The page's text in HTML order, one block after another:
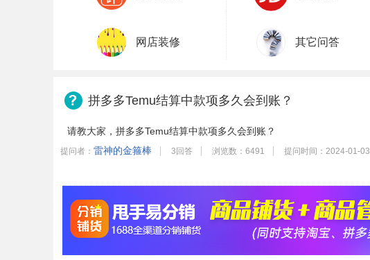
网店装修 其它问答
拼多多Temu结算中款项多久会到账？
请教大家，拼多多Temu结算中款项多久会到账？
提问者： 雷神的金箍棒 3回答 浏览数：6491 提问时间：2024-01-03